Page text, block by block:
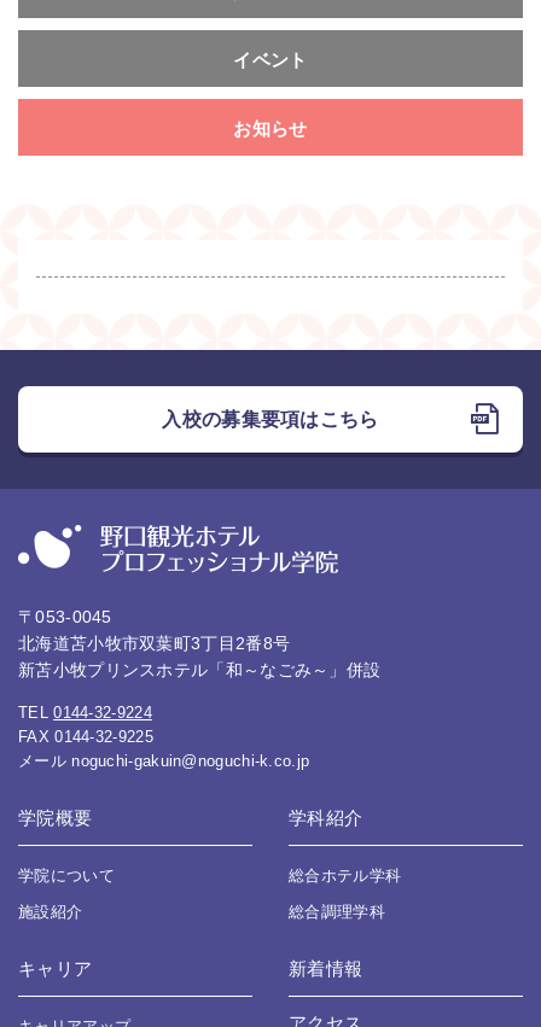
イベント
お知らせ
入校の募集要項はこちら
〒053-0045
北海道苫小牧市双葉町3丁目2番8号
新苫小牧プリンスホテル「和～なごみ～」併設
TEL0144-32-9224
FAX 0144-32-9225
メール noguchi-gakuin@noguchi-k.co.jp
学院概要
学院について
施設紹介
学科紹介
総合ホテル学科
総合調理学科
キャリア 新着情報